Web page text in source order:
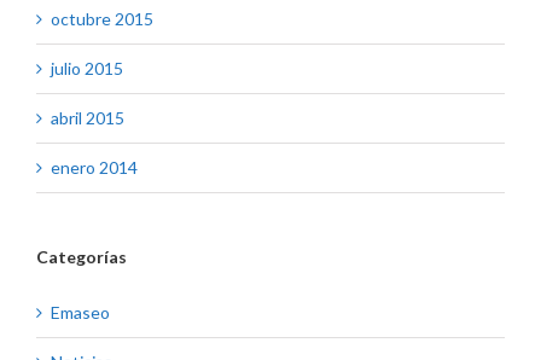
octubre 2015
julio 2015
abril 2015
enero 2014
Categorías
Emaseo